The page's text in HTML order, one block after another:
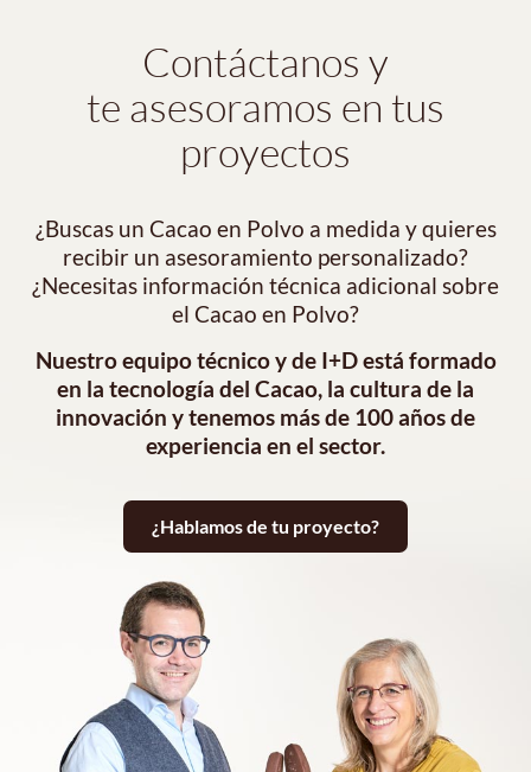
Contáctanos y
te asesoramos en tus
proyectos
¿Buscas un Cacao en Polvo a medida y quieres
recibir un asesoramiento personalizado?
¿Necesitas información técnica adicional sobre
el Cacao en Polvo?
Nuestro equipo técnico y de I+D está formado
en la tecnología del Cacao, la cultura de la
innovación y tenemos más de 100 años de
experiencia en el sector.
¿Hablamos de tu proyecto?